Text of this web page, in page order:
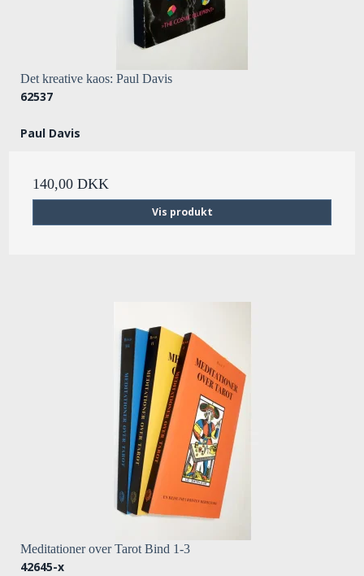
Det kreative kaos: Paul Davis
62537
Paul Davis
140,00 DKK
Vis produkt
Meditationer over Tarot Bind 1-3
42645-x